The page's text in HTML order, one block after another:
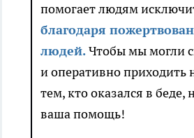
помогает людям
благодаря
людей.Чтобы мы могли
и оперативно приходить
тем, кто оказался в беде,
ваша помощь!